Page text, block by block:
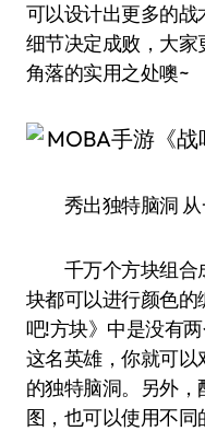
可以设计出更多的
细节决定成败，大
角落的实用之处噢~
秀出独特脑洞 从
千万个方块组合
块都可以进行颜色
吧!方块》中是没有
这名英雄，你就可
的独特脑洞。另外
图，也可以使用不